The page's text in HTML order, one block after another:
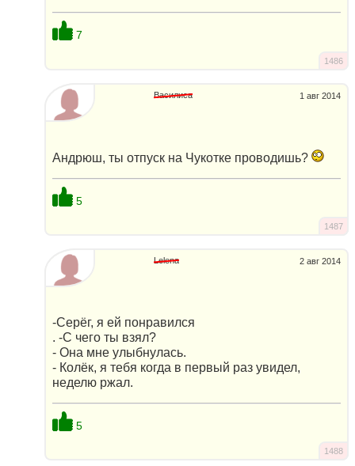
7
1486
1 авг 2014
Василиса
Андрюш, ты отпуск на Чукотке проводишь?
5
1487
2 авг 2014
Lelena
-Серёг, я ей понравился
. -С чего ты взял?
- Она мне улыбнулась.
- Колёк, я тебя когда в первый раз увидел,
неделю ржал.
5
1488